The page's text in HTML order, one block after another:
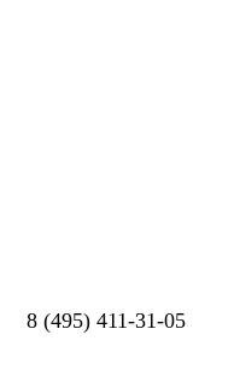
8 (495) 411-31-05